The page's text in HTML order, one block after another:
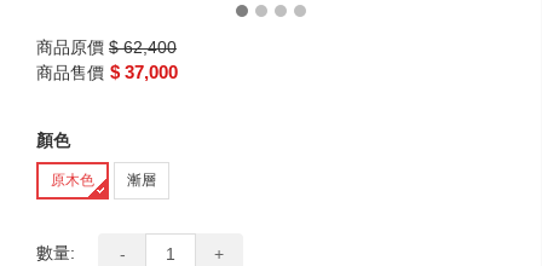
商品原價 $ 62,400
商品售價 $ 37,000
顏色
原木色 漸層
數量: - +